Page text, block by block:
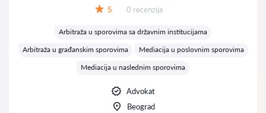
5 Recenzija:
0 recenzija
Arbitraža u sporovima sa državnim institucijama
Arbitraža u građanskim sporovima
Mediacija u poslovnim sporovima
Mediacija u naslednim sporovima
Advokat
Beograd